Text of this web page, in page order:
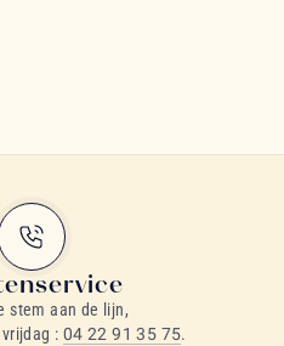
stem aan de lijn,
: 04 22 91 35 75.